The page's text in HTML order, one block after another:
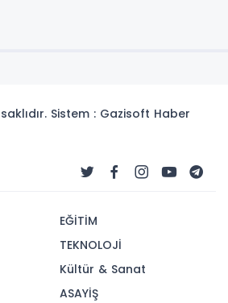
Sistem : Gazisoft Haber
EĞİTİM
TEKNOLOJİ
Kültür & Sanat
ASAYİŞ